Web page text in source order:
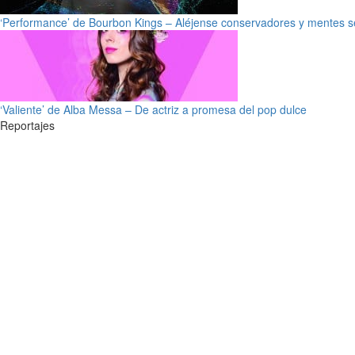
‘Performance’ de Bourbon Kings – Aléjense conservadores y mentes
‘Valiente’ de Alba Messa – De actriz a promesa del pop dulce
Reportajes